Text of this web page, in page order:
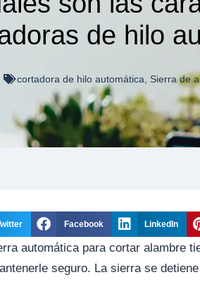
de hilo
cortadora de hilo automática
Sierra de
Facebook LinkedIn
automática para cortar alambre
seguro. La sierra se